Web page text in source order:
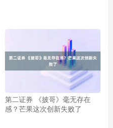
第二证券 《披哥》毫无存在
感？芒果这次创新失败了